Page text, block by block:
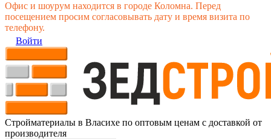
Офис и шоурум находится в городе Коломна. Перед
посещением просим согласовывать дату и время визита по
телефону.
Войти
Стройматериалы в Власихе по оптовым ценам с доставкой от
производителя